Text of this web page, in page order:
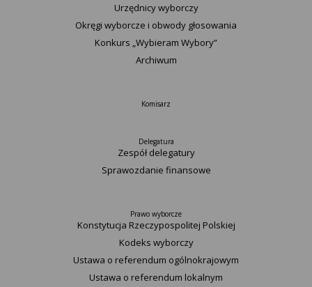
Urzędnicy wyborczy
Okręgi wyborcze i obwody głosowania
Konkurs „Wybieram Wybory”
Archiwum
Komisarz
Delegatura
Zespół delegatury
Sprawozdanie finansowe
Prawo wyborcze
Konstytucja Rzeczypospolitej Polskiej​
Kodeks wyborczy
Ustawa o referendum ogólnokrajowym
Ustawa o referendum lokalnym